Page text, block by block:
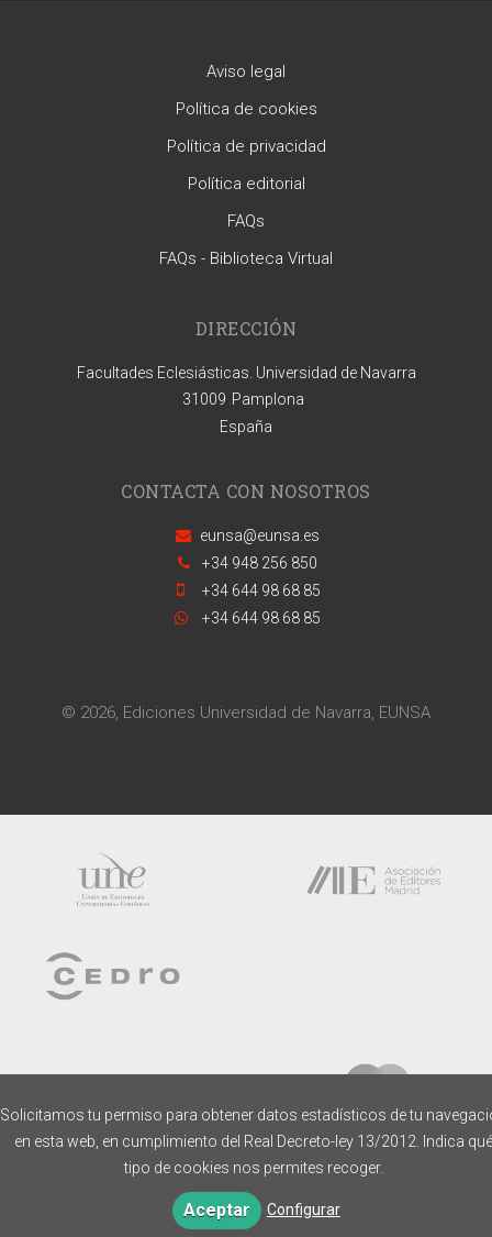
Aviso legal
Política de cookies
Política de privacidad
Política editorial
FAQs
FAQs - Biblioteca Virtual
DIRECCIÓN
Facultades Eclesiásticas. Universidad de Navarra
31009 Pamplona
España
CONTACTA CON NOSOTROS
eunsa@eunsa.es
+34 948 256 850
+34 644 98 68 85
+34 644 98 68 85
© 2026, Ediciones Universidad de Navarra, EUNSA
Solicitamos tu permiso para obtener datos estadísticos de tu
en esta web, en cumplimiento del Real Decreto-ley 13/2012. Indica qué
tipo de cookies nos permites recoger.
Aceptar Configurar